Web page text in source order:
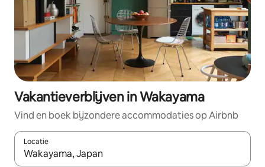
Vakantieverblijven in Wakayama
Vind en boek bijzondere accommodaties op Airbnb
Locatie
Wanneer er resultaten beschikbaar zijn, maak je een keuze